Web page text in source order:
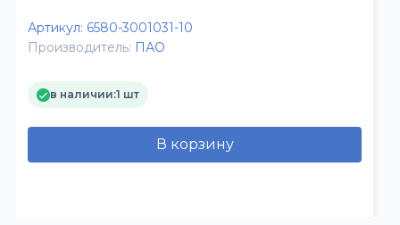
Артикул: 6580-3001031-10
Производитель: ПАО
в наличии:1 шт
В корзину